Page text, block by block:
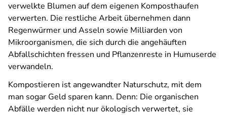
verwelkte Blumen auf dem eigenen Komposthaufen
verwerten. Die restliche Arbeit übernehmen dann
Regenwürmer und Asseln sowie Milliarden von
Mikroorganismen, die sich durch die angehäuften
Abfallschichten fressen und Pflanzenreste in Humuserde
verwandeln.
Kompostieren ist angewandter Naturschutz, mit dem
man sogar Geld sparen kann. Denn: Die organischen
Abfälle werden nicht nur ökologisch verwertet, sie